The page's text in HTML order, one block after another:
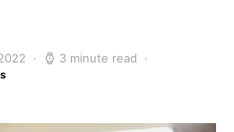
3 minute read